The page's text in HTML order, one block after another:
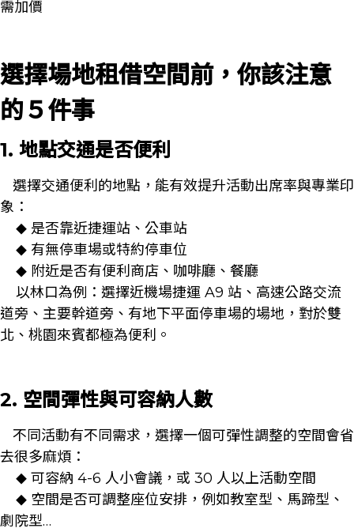
需加價
選擇場地租借空間前，你該注意
的５件事
1. 地點交通是否便利
選擇交通便利的地點，能有效提升活動出席率與專業印
象：
◆ 是否靠近捷運站、公車站
◆ 有無停車場或特約停車位
◆ 附近是否有便利商店、咖啡廳、餐廳
以林口為例：選擇近機場捷運 A9 站、高速公路交流
道旁、主要幹道旁、有地下平面停車場的場地，對於雙
北、桃園來賓都極為便利。
2. 空間彈性與可容納人數
不同活動有不同需求，選擇一個可彈性調整的空間會省
去很多麻煩：
◆ 可容納 4-6 人小會議，或 30 人以上活動空間
◆ 空間是否可調整座位安排，例如教室型、馬蹄型、
劇院型…